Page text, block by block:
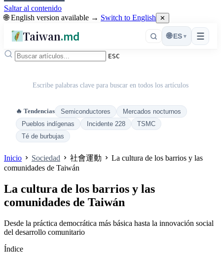
Saltar al contenido
🌐 English version available → Switch to English ✕
Taiwan.md ☰
🌐 ES ▾
ESC
Escribe palabras clave para buscar en todos los artículos
🔥 Tendencias Semiconductores
Mercados nocturnos
Pueblos indígenas
Incidente 228
TSMC
Té de burbujas
Inicio Sociedad 社會運動
La cultura de los barrios y las
comunidades de Taiwán
La cultura de los barrios y las
comunidades de Taiwán
Desde la práctica democrática más básica hasta la innovación social
del desarrollo comunitario
Índice